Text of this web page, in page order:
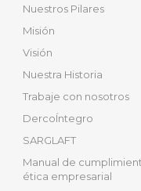
Nuestros Pilares
Misión
Visión
Nuestra Historia
Trabaje con nosotros
DercoÍntegro
SARGLAFT
Manual de
ética empresarial